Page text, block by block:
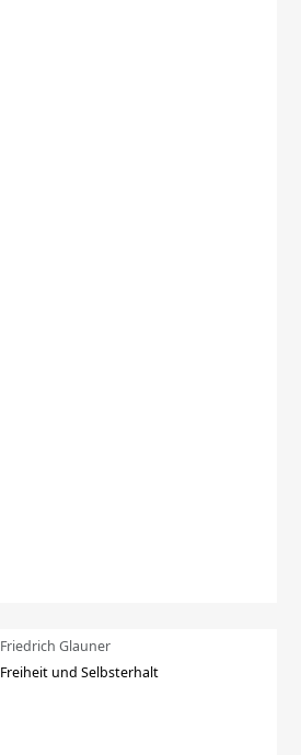
Friedrich Glauner
Freiheit und Selbsterhalt